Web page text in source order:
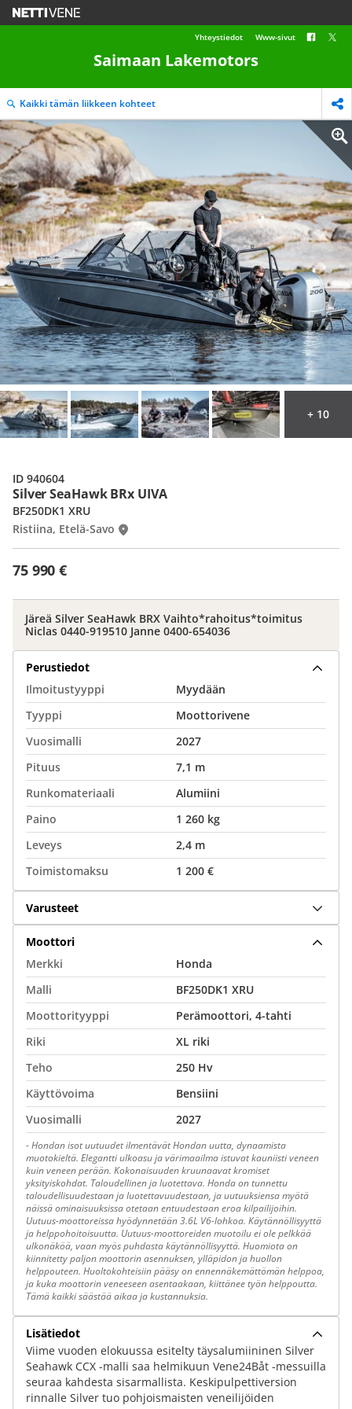
Saimaan Lakemotors
Yhteystiedot Www-sivut
Kaikki tämän liikkeen kohteet
Silver SeaHawk BRx UIVA
75 990 €
BF250DK1 XRU
Ristiina, Etelä-Savo
ID 940604
+ 10
Järeä Silver SeaHawk BRX Vaihto*rahoitus*toimitus
Niclas 0440-919510 Janne 0400-654036
Perustiedot
Ilmoitustyyppi
Myydään
Tyyppi
Moottorivene
Vuosimalli
2027
Pituus
7,1 m
Runkomateriaali
Alumiini
Paino
1 260 kg
Leveys
2,4 m
Toimistomaksu
1 200 €
Varusteet
Moottori
Merkki
Honda
Malli
BF250DK1 XRU
Moottorityyppi
Perämoottori, 4-tahti
Riki
XL riki
Teho
250 Hv
Käyttövoima
Bensiini
Vuosimalli
2027
-Hondan isot uutuudet ilmentävät Hondan uutta, dynaamista
muotokieltä. Elegantti ulkoasu ja värimaailma istuvat kauniisti veneen
kuin veneen perään. Kokonaisuuden kruunaavat kromiset
yksityiskohdat. Taloudellinen ja luotettava. Honda on tunnettu
taloudellisuudestaan ja luotettavuudestaan, ja uutuuksiensa myötä
näissä ominaisuuksissa otetaan entuudestaan eroa kilpailijoihin.
Uutuus-moottoreissa hyödynnetään 3.6L V6-lohkoa. Käytännöllisyyttä
ja helppohoitoisuutta. Uutuus-moottoreiden muotoilu ei ole pelkkää
ulkonäköä, vaan myös puhdasta käytännöllisyyttä. Huomiota on
kiinnitetty paljon moottorin asennuksen, ylläpidon ja huollon
helppouteen. Huoltokohteisiin pääsy on ennennäkemättömän helppoa,
ja kuka moottorin veneeseen asentaakaan, kiittänee työn helppoutta.
Tämä kaikki säästää aikaa ja kustannuksia.
Lisätiedot
Viime vuoden elokuussa esitelty täysalumiininen Silver
Seahawk CCX -malli saa helmikuun Vene24Båt -messuilla
seuraa kahdesta sisarmallista. Keskipulpettiversion
rinnalle Silver tuo pohjoismaisten veneilijöiden